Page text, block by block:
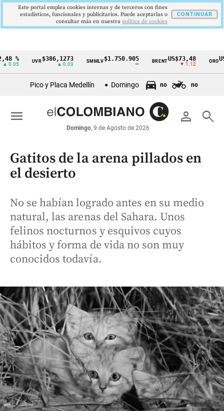
Cintillo
económicos
Colombia
% UVR$386,1273
▲ 0.03
SMMLV$1.750.905 BRENTUS$73,48
▼ 1.12
ORO
Pico y Placa Medellín Domingo no no
person search
Domingo, 9 de Agosto de 2026
menu
Gatitos de la arena pillados en
el desierto
No se habían logrado antes en su medio
natural, las arenas del Sahara. Unos
felinos nocturnos y esquivos cuyos
hábitos y forma de vida no son muy
conocidos todavía.
Este portal emplea cookies internas y de terceros con fines
estadísticos, funcionales y publicitarios. Puede aceptarlas o
consultar más en nuestra politica de cookies
CONTINUAR